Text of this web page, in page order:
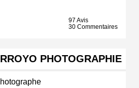
97 Avis
30 Commentaires
PHOTOGRAPHIE